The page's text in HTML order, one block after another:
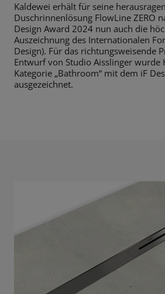
Kaldewei erhält für seine
Duschrinnenlösung FlowLine ZERO
Design Award 2024 nun auch die
Auszeichnung des Internationalen
Design). Für das richtungsweisende
Entwurf von Studio Aisslinger wurde
Kategorie „Bathroom“ mit dem iF
ausgezeichnet.